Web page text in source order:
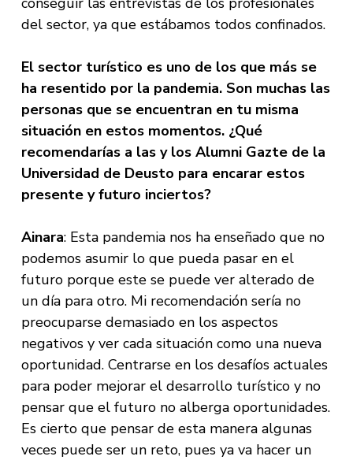
del sector, ya que estábamos todos confinados.
El sector turístico es uno de los que más se
ha resentido por la pandemia. Son muchas las
personas que se encuentran en tu misma
situación en estos momentos. ¿Qué
recomendarías a las y los Alumni Gazte de la
Universidad de Deusto para encarar estos
presente y futuro inciertos?
Ainara: Esta pandemia nos ha enseñado que no
podemos asumir lo que pueda pasar en el
futuro porque este se puede ver alterado de
un día para otro. Mi recomendación sería no
preocuparse demasiado en los aspectos
negativos y ver cada situación como una nueva
oportunidad. Centrarse en los desafíos actuales
para poder mejorar el desarrollo turístico y no
pensar que el futuro no alberga oportunidades.
Es cierto que pensar de esta manera algunas
veces puede ser un reto, pues ya va hacer un